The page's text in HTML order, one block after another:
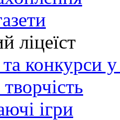
ліцеїст
конкурси у
ігри